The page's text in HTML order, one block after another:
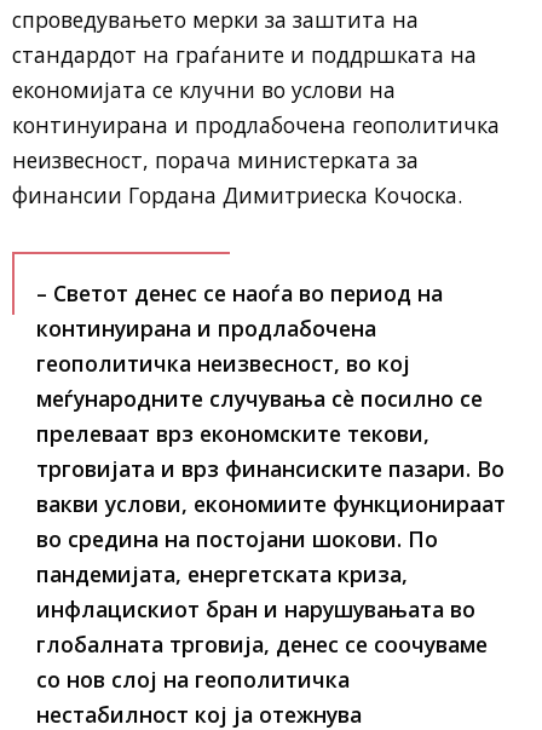
спроведувањето мерки за заштита на
стандардот на граѓаните и поддршкaта на
економијата се клучни во услови на
континуирана и продлабочена геополитичка
неизвесност, порача министерката за
финансии Гордана Димитриеска Кочоска.
– Светот денес се наоѓа во период на
континуирана и продлабочена
геополитичка неизвесност, во кој
меѓународните случувања сè посилно се
прелеваат врз економските текови,
трговијата и врз финансиските пазари. Во
вакви услови, економиите функционираат
во средина на постојани шокови. По
пандемијата, енергетската криза,
инфлацискиот бран и нарушувањата во
глобалната трговија, денес се соочуваме
со нов слој на геополитичка
нестабилност кој ја отежнува